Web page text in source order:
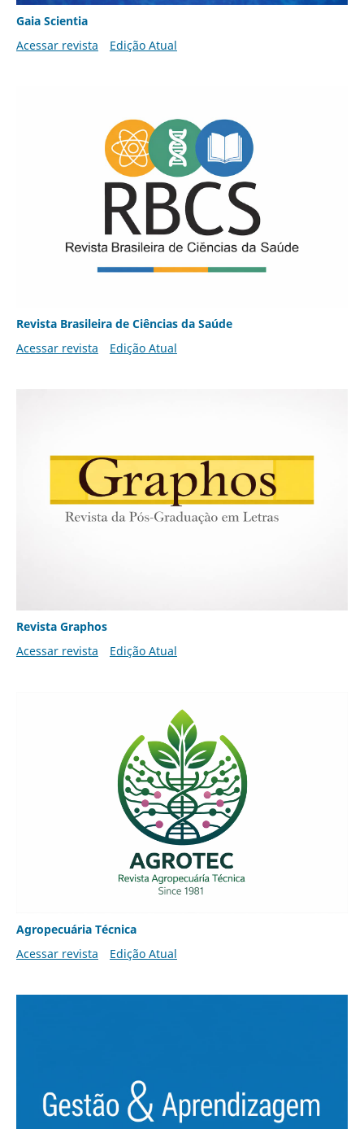
Gaia Scientia
Acessar revista
Edição Atual
Revista Brasileira de Ciências da Saúde
Acessar revista
Edição Atual
Revista Graphos
Acessar revista
Edição Atual
Agropecuária Técnica
Acessar revista
Edição Atual